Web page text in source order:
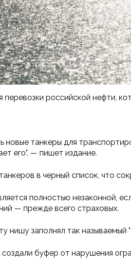
российской нефти,
танкеры для
его", — пишет издание.
в черный список, что
полностью незаконной,
— прежде всего страховых.
нишу заполнял так называемый
буфер от нарушения